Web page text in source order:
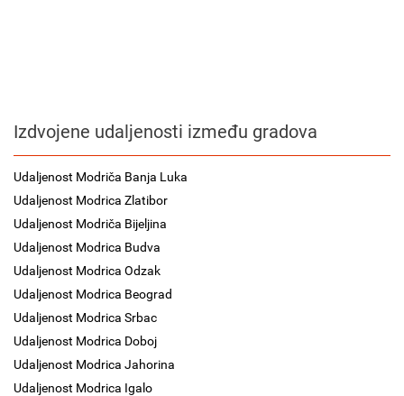
Izdvojene udaljenosti između gradova
Udaljenost Modriča Banja Luka
Udaljenost Modrica Zlatibor
Udaljenost Modriča Bijeljina
Udaljenost Modrica Budva
Udaljenost Modrica Odzak
Udaljenost Modrica Beograd
Udaljenost Modrica Srbac
Udaljenost Modrica Doboj
Udaljenost Modrica Jahorina
Udaljenost Modrica Igalo